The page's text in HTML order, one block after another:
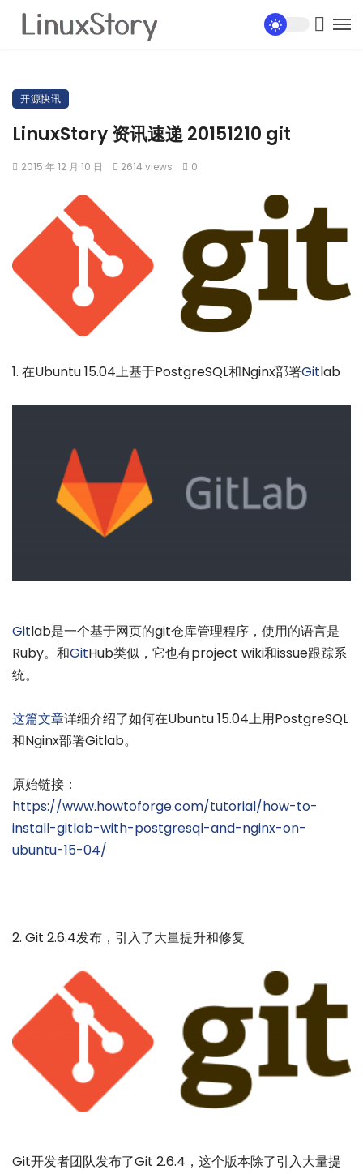
开源快讯
LinuxStory 资讯速递 20151210 git
2015 年 12 月 10 日 2614 views 0
1. 在Ubuntu 15.04上基于PostgreSQL和Nginx部署Gitlab
Gitlab是一个基于网页的git仓库管理程序，使用的语言是
Ruby。和GitHub类似，它也有project wiki和issue跟踪系
统。
这篇文章详细介绍了如何在Ubuntu 15.04上用PostgreSQL
和Nginx部署Gitlab。
原始链接：
https://www.howtoforge.com/tutorial/how-to-
install-gitlab-with-postgresql-and-nginx-on-
ubuntu-15-04/
2. Git 2.6.4发布，引入了大量提升和修复
Git开发者团队发布了Git 2.6.4，这个版本除了引入大量提